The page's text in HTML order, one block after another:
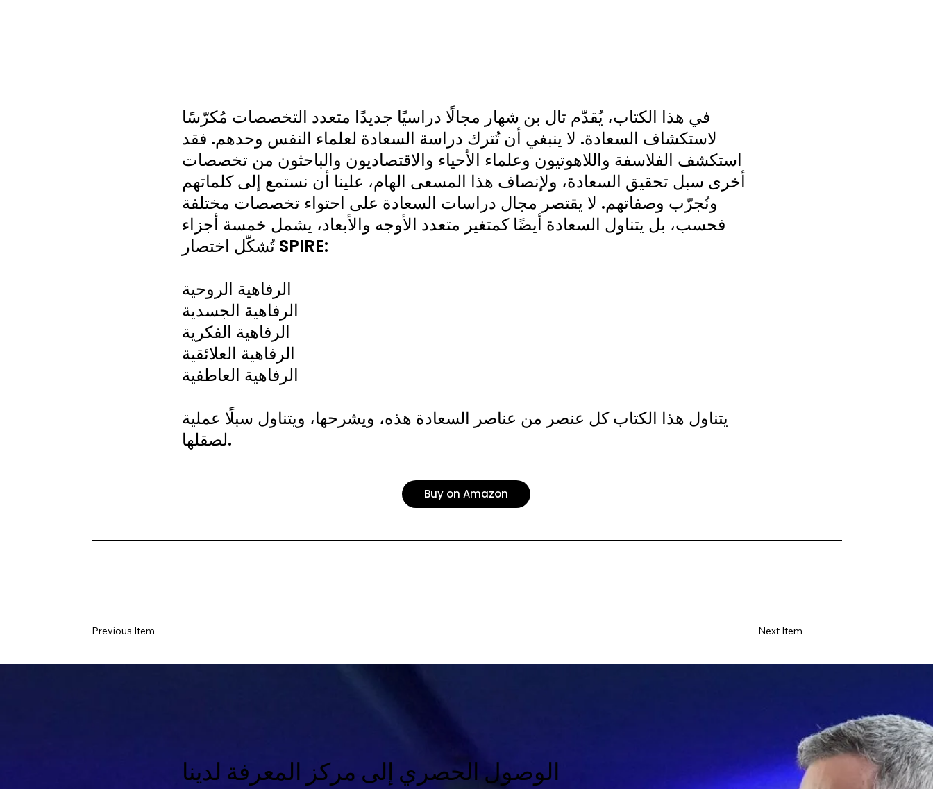
في هذا الكتاب، يُقدّم تال بن شهار مجالًا دراسيًا جديدًا متعدد التخصصات مُكرّسًا
لاستكشاف السعادة. لا ينبغي أن تُترك دراسة السعادة لعلماء النفس وحدهم. فقد
استكشف الفلاسفة واللاهوتيون وعلماء الأحياء والاقتصاديون والباحثون من تخصصات
أخرى سبل تحقيق السعادة، ولإنصاف هذا المسعى الهام، علينا أن نستمع إلى كلماتهم
ونُجرّب وصفاتهم. لا يقتصر مجال دراسات السعادة على احتواء تخصصات مختلفة
فحسب، بل يتناول السعادة أيضًا كمتغير متعدد الأوجه والأبعاد، يشمل خمسة أجزاء
تُشكّل اختصار SPIRE:
الرفاهية الروحية
الرفاهية الجسدية
الرفاهية الفكرية
الرفاهية العلائقية
الرفاهية العاطفية
يتناول هذا الكتاب كل عنصر من عناصر السعادة هذه، ويشرحها، ويتناول سبلًا عملية
لصقلها.
Buy on Amazon
Previous Item Next Item
الوصول الحصري إلى مركز المعرفة لدينا